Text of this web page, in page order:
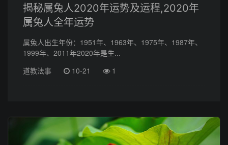
揭秘属兔人2020年运势及运程,2020年
属兔人全年运势
属兔人出生年份：1951年、1963年、1975年、1987年、
1999年、2011年2020年是生...
道教法事
10-21 1